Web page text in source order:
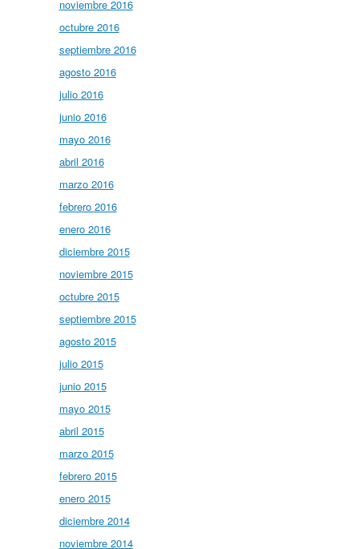
noviembre 2016
octubre 2016
septiembre 2016
agosto 2016
julio 2016
junio 2016
mayo 2016
abril 2016
marzo 2016
febrero 2016
enero 2016
diciembre 2015
noviembre 2015
octubre 2015
septiembre 2015
agosto 2015
julio 2015
junio 2015
mayo 2015
abril 2015
marzo 2015
febrero 2015
enero 2015
diciembre 2014
noviembre 2014